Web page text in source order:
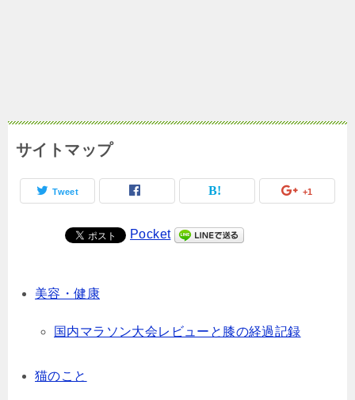
サイトマップ
Tweet +1
Pocket
美容・健康
国内マラソン大会レビューと膝の経過記録
猫のこと